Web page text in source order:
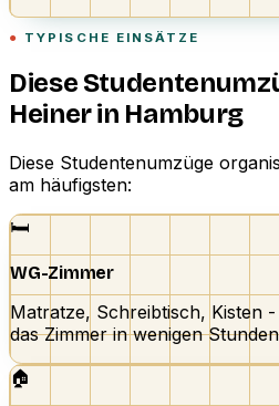
TYPISCHE EINSÄTZE
Diese
Heiner in Hamburg
Diese Studentenumzüge
am häufigsten:
🛏️
WG-Zimmer
Matratze, Schreibtisch, Kisten
das Zimmer in wenigen
🏠